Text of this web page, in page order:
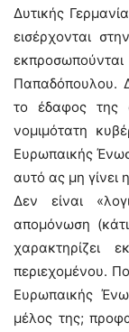
Δυτικής
εισέρχονται
Παπαδόπουλου.
το έδαφος της
νομιμότατη
Ευρωπαικής
αυτό ας μη γίνει
Δεν είναι
απομόνωση
χαρακτηρίζει
περιεχομένου.
Ευρωπαικής
μέλος της;